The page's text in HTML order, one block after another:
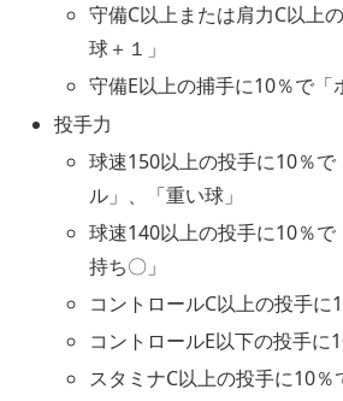
守備C以上または肩力C以上
球＋１」
守備E以上の捕手に10％で「
投手力
球速150以上の投手に10％で
ル」、「重い球」
球速140以上の投手に10％
持ち〇」
コントロールC以上の投手に
コントロールE以下の投手に
スタミナC以上の投手に10％